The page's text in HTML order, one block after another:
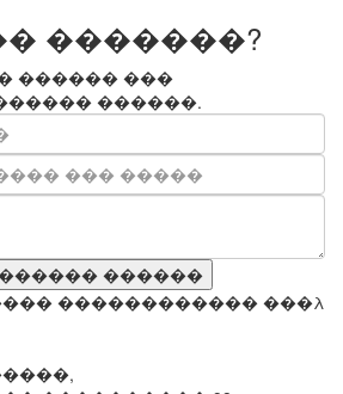
�������?
������ ���
������.
������������ ���λ